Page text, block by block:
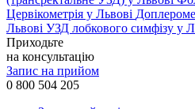
Цервікометрія у Львові
Львові УЗД лобкового симфізу у
Приходьте
на консультацію
Запис на прийом
0 800 504 205